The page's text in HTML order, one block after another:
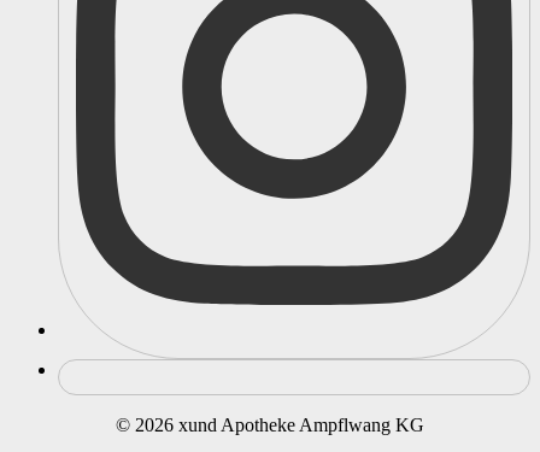
© 2026 xund Apotheke Ampflwang KG